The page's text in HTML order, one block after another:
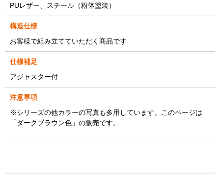
PUレザー、スチール（粉体塗装）
構造仕様
お客様で組み立てていただく商品です
仕様補足
アジャスター付
注意事項
※シリーズの他カラーの写真も多用しています。このページは
「ダークブラウン色」の販売です。